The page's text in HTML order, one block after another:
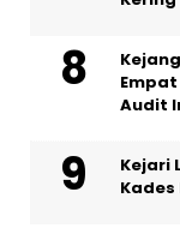
Empat
Audit
Kejari
Kades